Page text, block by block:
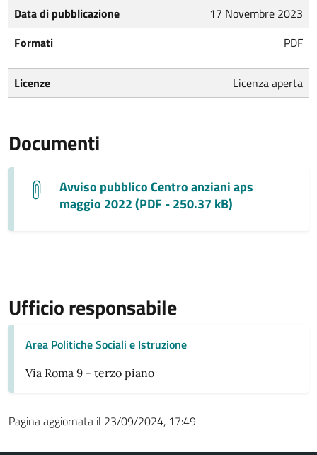
Data di pubblicazione
17 Novembre 2023
Formati
PDF
Licenze Licenza aperta
Documenti
Avviso pubblico Centro anziani aps
maggio 2022 (PDF - 250.37 kB)
Ufficio responsabile
Area Politiche Sociali e Istruzione
Via Roma 9 - terzo piano
Pagina aggiornata il 23/09/2024, 17:49